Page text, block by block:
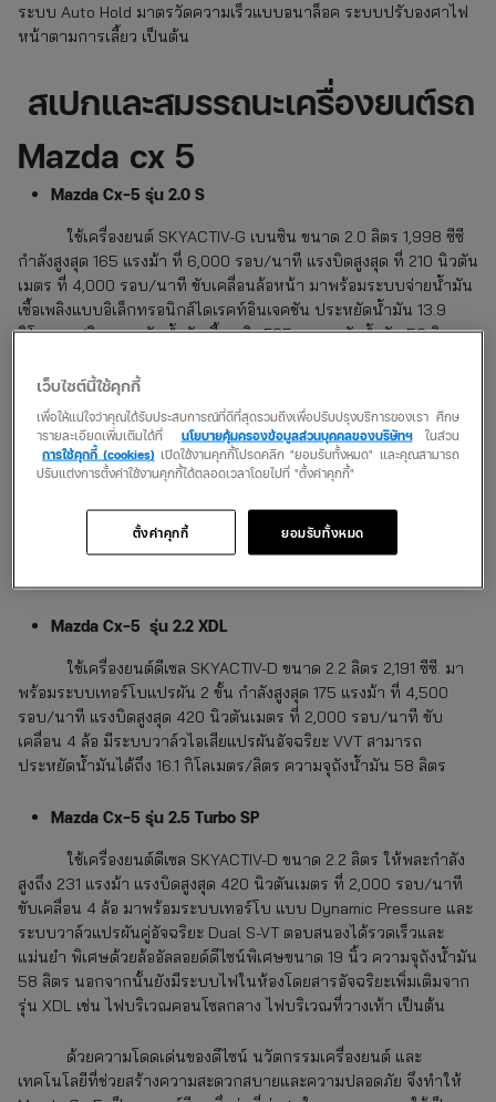
ระบบ Auto Hold มาตรวัดความเร็วแบบอนาล็อค ระบบปรับองศาไฟ
หน้าตามการเลี้ยว เป็นต้น
สเปกและสมรรถนะเครื่องยนต์รถ
Mazda cx 5
Mazda Cx-5 รุ่น 2.0 S
ใช้เครื่องยนต์ SKYACTIV-G เบนซิน ขนาด 2.0 ลิตร 1,998 ซีซี
กำลังสูงสุด 165 แรงม้า ที่ 6,000 รอบ/นาที แรงบิดสูงสุด ที่ 210 นิวตัน
เมตร ที่ 4,000 รอบ/นาที ขับเคลื่อนล้อหน้า มาพร้อมระบบจ่ายน้ำมัน
เชื้อเพลิงแบบอิเล็กทรอนิกส์ไดเรคท์อินเจคชัน ประหยัดน้ำมัน 13.9
กิโลเมตร/ลิตร รองรับน้ำมันเชื้อเพลิง E85 ความจุถังน้ำมัน 56 ลิตร
Mazda Cx-5 รุ่น 2.0 SP
ใช้เครื่องยนต์ SKYACTIV-G เบนซิน ขนาด 2.0 ลิตร 1,998 ซีซี
สเปกและสมรรถนะเครื่องยนต์เหมือนกับ Mazda Cx-5 รุ่น 2.0 S ทุก
ประการ แตกต่างกันเรื่องดีไซน์หลังคาซันรูฟแบบไฟฟ้า Power Sliding
ทิศทาง พร้อมลำโพง 10 ตำแหน่ง ระบบแสดงภาพ 360 องศา รอบ
ทิศทาง ระบบควบคุมความเร็วรถอัตโนมัติ และระบบเตือนการชนด้าน
Mazda Cx-5 รุ่น 2.2 XDL
ใช้เครื่องยนต์ดีเซล SKYACTIV-D ขนาด 2.2 ลิตร 2,191 ซีซี. มา
พร้อมระบบเทอร์โบแปรผัน 2 ขั้น กำลังสูงสุด 175 แรงม้า ที่ 4,500
รอบ/นาที แรงบิดสูงสุด 420 นิวตันเมตร ที่ 2,000 รอบ/นาที ขับ
เคลื่อน 4 ล้อ มีระบบวาล์วไอเสียแปรผันอัจฉริยะ VVT สามารถ
ประหยัดน้ำมันได้ถึง 16.1 กิโลเมตร/ลิตร ความจุถังน้ำมัน 58 ลิตร
Mazda Cx-5 รุ่น 2.5 Turbo SP
ใช้เครื่องยนต์ดีเซล SKYACTIV-D ขนาด 2.2 ลิตร ให้พละกำลัง
สูงถึง 231 แรงม้า แรงบิดสูงสุด 420 นิวตันเมตร ที่ 2,000 รอบ/นาที
ขับเคลื่อน 4 ล้อ มาพร้อมระบบเทอร์โบ แบบ Dynamic Pressure และ
ระบบวาล์วแปรผันคู่อัจฉริยะ Dual S-VT ตอบสนองได้รวดเร็วและ
แม่นยำ พิเศษด้วยล้ออัลลอยด์ดีไซน์พิเศษขนาด 19 นิ้ว ความจุถังน้ำมัน
58 ลิตร นอกจากนั้นยังมีระบบไฟในห้องโดยสารอัจฉริยะเพิ่มเติมจาก
รุ่น XDL เช่น ไฟบริเวณคอนโซลกลาง ไฟบริเวณที่วางเท้า เป็นต้น
ด้วยความโดดเด่นของดีไซน์ นวัตกรรมเครื่องยนต์ และ
เทคโนโลยีที่ช่วยสร้างความสะดวกสบายและความปลอดภัย จึงทำให้
เว็บไซต์นี้ใช้คุกกี้
เพื่อให้แน่ใจว่าคุณได้รับประสบการณ์ที่ดีที่สุดรวมถึงเพื่อปรับปรุงบริการของเรา ศึกษ
ารายละเอียดเพิ่มเติมได้ที่
นโยบายคุ้มครองข้อมูลส่วนบุคคลของบริษัทฯในส่วน
การใช้คุกกี้ (cookies) เปิดใช้งานคุกกี้โปรดคลิก "ยอมรับทั้งหมด" และคุณสามารถ
ปรับแต่งการตั้งค่าใช้งานคุกกี้ได้ตลอดเวลาโดยไปที่ "ตั้งค่าคุกกี้"
ยอมรับทั้งหมด
ตั้งค่าคุกกี้